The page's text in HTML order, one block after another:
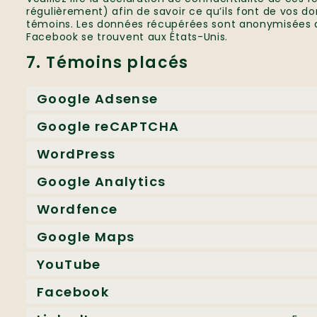
régulièrement) afin de savoir ce qu’ils font de vos
témoins. Les données récupérées sont
Facebook se trouvent aux États-Unis.
7. Témoins placés
Google Adsense
Google reCAPTCHA
WordPress
Google Analytics
Wordfence
Google Maps
YouTube
Facebook